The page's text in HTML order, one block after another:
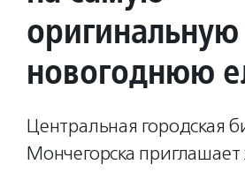
оригинальную
новогоднюю
Центральная городская
Мончегорска